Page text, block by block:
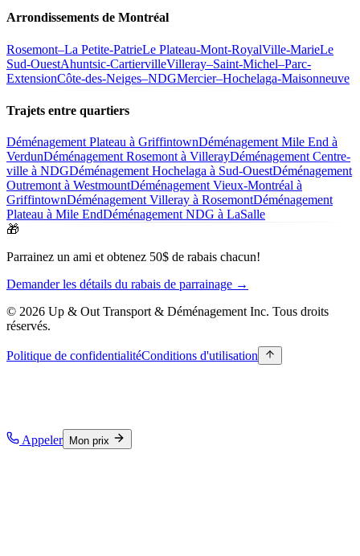
Arrondissements de Montréal
Rosemont–La Petite-PatrieLe Plateau-Mont-RoyalVille-MarieLe
Sud-OuestAhuntsic-CartiervilleVilleray–Saint-Michel–Parc-
ExtensionCôte-des-Neiges–NDGMercier–Hochelaga-Maisonneuve
Trajets entre quartiers
Déménagement Plateau à GriffintownDéménagement Mile End à
VerdunDéménagement Rosemont à VillerayDéménagement Centre-
ville à NDGDéménagement Hochelaga à Sud-OuestDéménagement
Outremont à WestmountDéménagement Vieux-Montréal à
GriffintownDéménagement Villeray à RosemontDéménagement
Plateau à Mile EndDéménagement NDG à LaSalle
🎁
Parrainez un ami et obtenez 50$ de rabais chacun!
Demander les détails du rabais de parrainage →
© 2026 Up & Out Transport & Déménagement Inc. Tous droits
réservés.
Politique de confidentialitéConditions d'utilisation
Appeler Mon prix